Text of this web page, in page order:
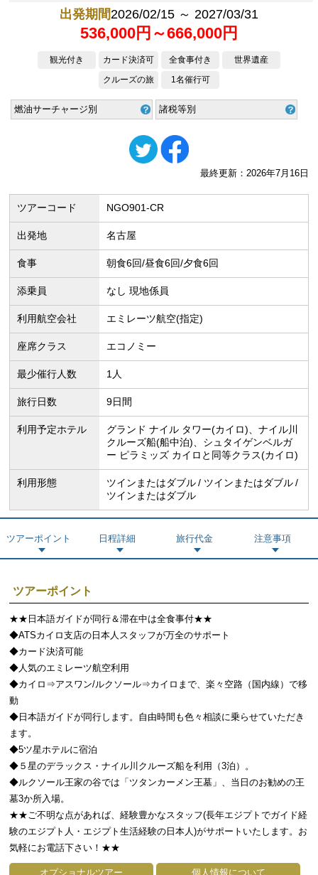
出発期間2026/02/15 ～ 2027/03/31
536,000円～666,000円
観光付き カード決済可 全食事付き
世界遺産
クルーズの旅
1名催行可
燃油サーチャージ別 諸税等別
最終更新：2026年7月16日
ツアーコード NGO901-CR
出発地 名古屋
食事 朝食6回/昼食6回/夕食6回
添乗員 なし 現地係員
利用航空会社 エミレーツ航空(指定)
座席クラス エコノミー
最少催行人数 1人
旅行日数 9日間
利用予定ホテル
グランド ナイル タワー(カイロ)、ナイル川
クルーズ船(船中泊)、シュタイゲンベルガ
ー ピラミッズ カイロと同等クラス(カイロ)
利用形態 ツインまたはダブル
ツインまたはダブル
ツインまたはダブル
ツアーポイント 日程詳細 旅行代金 注意事項
ツアーポイント
★★日本語ガイドが同行＆滞在中は全食事付★★
◆ATSカイロ支店の日本人スタッフが万全のサポート
◆カード決済可能
◆人気のエミレーツ航空利用
◆カイロ⇒アスワン/ルクソール⇒カイロまで、楽々空路（国内線）で移
動
◆日本語ガイドが同行します。自由時間も色々相談に乗らせていただき
ます。
◆5ツ星ホテルに宿泊
◆５星のデラックス・ナイル川クルーズ船を利用（3泊）。
◆ルクソール王家の谷では「ツタンカーメン王墓」、当日のお勧めの王
墓3か所入場。
★★ご不明な点があれば、経験豊かなスタッフ(長年エジプトでガイド経
験のエジプト人・エジプト生活経験の日本人)がサポートいたします。お
気軽にお電話下さい！★★
オプショナルツアー 個人情報について